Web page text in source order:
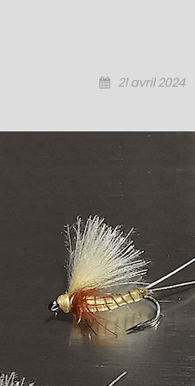
Posted
21 avril 2024